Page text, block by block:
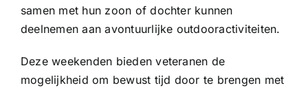
samen met hun zoon of dochter kunnen
deelnemen aan avontuurlijke outdooractiviteiten.
Deze weekenden bieden veteranen de
mogelijkheid om bewust tijd door te brengen met